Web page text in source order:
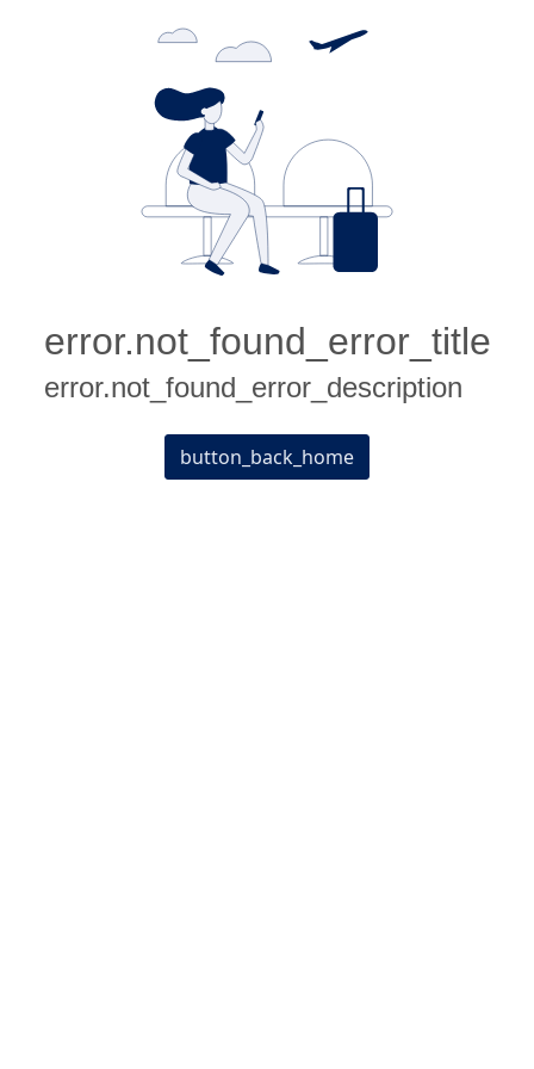
error.not_found_error_title
error.not_found_error_description
button_back_home